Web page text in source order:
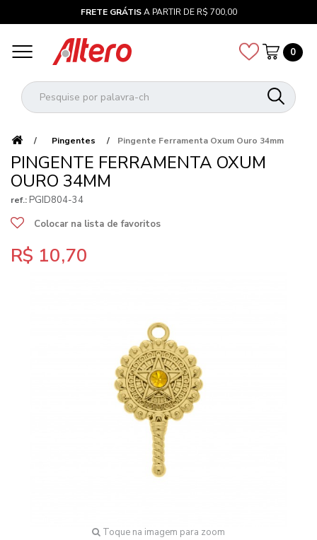
FRETE GRÁTISA PARTIR DE R$ 700,00
0
Pingentes Pingente Ferramenta Oxum Ouro 34mm
PINGENTE FERRAMENTA OXUM
OURO 34MM
ref.: PGID804-34
Colocar na lista de favoritos
R$ 10,70
Toque na imagem para zoom